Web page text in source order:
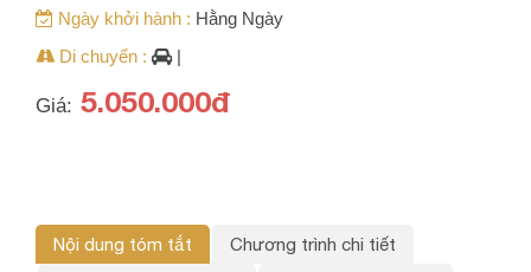
Ngày khởi hành : Hằng Ngày
Di chuyển :
|
Giá: 5.050.000đ
Nội dung tóm tắt
Chương trình chi tiết